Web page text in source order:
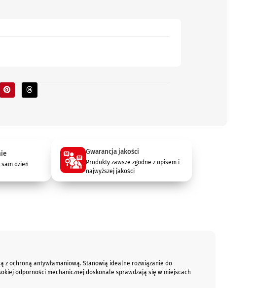
dzień
Gwarancja jakości
Produkty zawsze zgodne z opisem i
najwyższej jakości
z ochroną antywłamaniową. Stanowią idealne rozwiązanie do
odporności mechanicznej doskonale sprawdzają się w miejscach